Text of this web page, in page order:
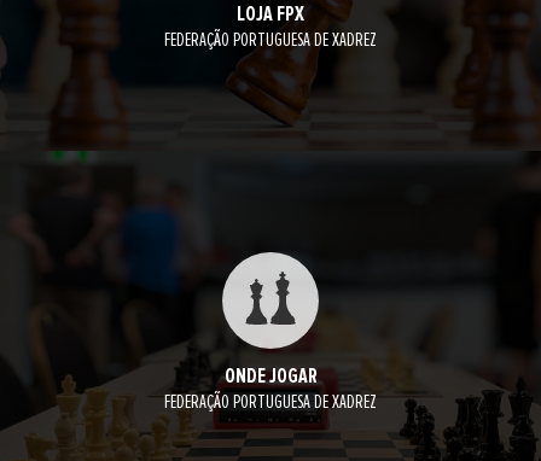
LOJA FPX
FEDERAÇÃO PORTUGUESA DE XADREZ
ONDE JOGAR
FEDERAÇÃO PORTUGUESA DE XADREZ